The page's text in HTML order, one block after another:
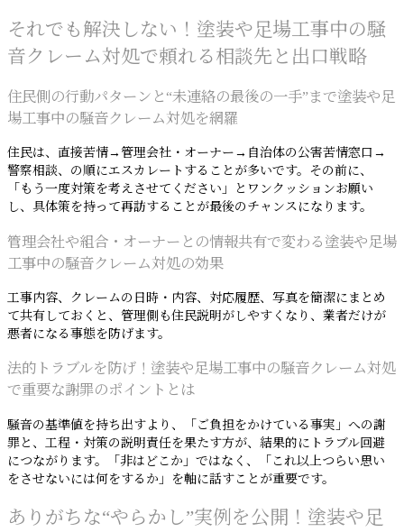
それでも解決しない！塗装や足場工事中の騒
音クレーム対処で頼れる相談先と出口戦略
住民側の行動パターンと“未連絡の最後の一手”まで塗装や足
場工事中の騒音クレーム対処を網羅
住民は、直接苦情→管理会社・オーナー→自治体の公害苦情窓口→
警察相談、の順にエスカレートすることが多いです。その前に、
「もう一度対策を考えさせてください」とワンクッションお願い
し、具体策を持って再訪することが最後のチャンスになります。
管理会社や組合・オーナーとの情報共有で変わる塗装や足場
工事中の騒音クレーム対処の効果
工事内容、クレームの日時・内容、対応履歴、写真を簡潔にまとめ
て共有しておくと、管理側も住民説明がしやすくなり、業者だけが
悪者になる事態を防げます。
法的トラブルを防げ！塗装や足場工事中の騒音クレーム対処
で重要な謝罪のポイントとは
騒音の基準値を持ち出すより、「ご負担をかけている事実」への謝
罪と、工程・対策の説明責任を果たす方が、結果的にトラブル回避
につながります。「非はどこか」ではなく、「これ以上つらい思い
をさせないには何をするか」を軸に話すことが重要です。
ありがちな“やらかし”実例を公開！塗装や足